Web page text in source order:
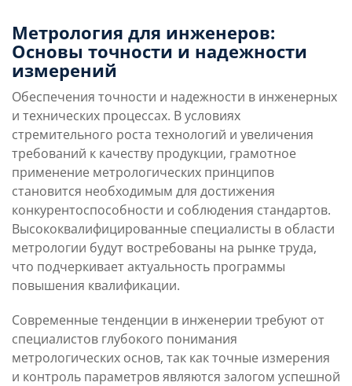
Приобретаемые навыки и
знания
Учебная программа
Целевая аудитория
программы
Контакты и
Метрология для инженеров:
Основы точности и надежности
измерений
Обеспечения точности и надежности в инженерных
и технических процессах. В условиях
стремительного роста технологий и увеличения
требований к качеству продукции, грамотное
применение метрологических принципов
становится необходимым для достижения
конкурентоспособности и соблюдения стандартов.
Высококвалифицированные специалисты в области
метрологии будут востребованы на рынке труда,
что подчеркивает актуальность программы
повышения квалификации.
Современные тенденции в инженерии требуют от
специалистов глубокого понимания
метрологических основ, так как точные измерения
и контроль параметров являются залогом успешной